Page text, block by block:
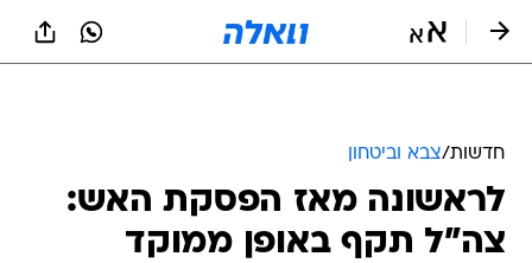
חדשות/צבא וביטחון
לראשונה מאז הפסקת האש:
צה"ל תקף באופן ממוקד